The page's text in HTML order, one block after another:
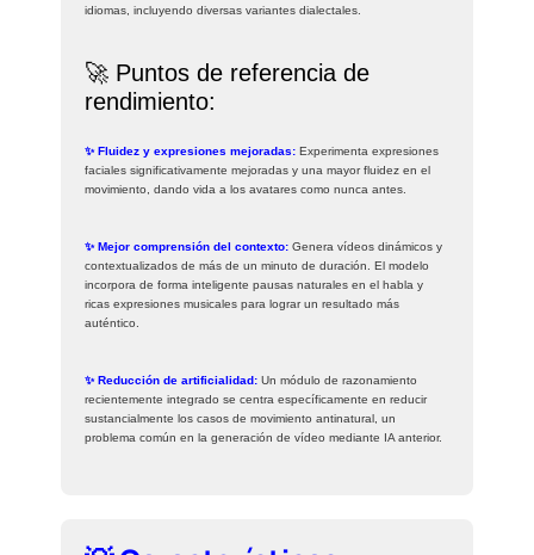
idiomas, incluyendo diversas variantes dialectales.
🚀 Puntos de referencia de
rendimiento:
✨ Fluidez y expresiones mejoradas: Experimenta expresiones
faciales significativamente mejoradas y una mayor fluidez en el
movimiento, dando vida a los avatares como nunca antes.
✨ Mejor comprensión del contexto: Genera vídeos dinámicos y
contextualizados de más de un minuto de duración. El modelo
incorpora de forma inteligente pausas naturales en el habla y
ricas expresiones musicales para lograr un resultado más
auténtico.
✨ Reducción de artificialidad: Un módulo de razonamiento
recientemente integrado se centra específicamente en reducir
sustancialmente los casos de movimiento antinatural, un
problema común en la generación de vídeo mediante IA anterior.